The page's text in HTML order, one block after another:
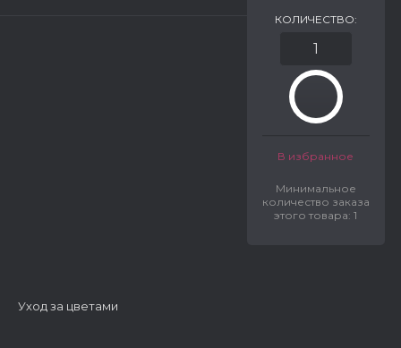
КОЛИЧЕСТВО:
В избранное
Минимальное
количество заказа
этого товара: 1
Уход за цветами